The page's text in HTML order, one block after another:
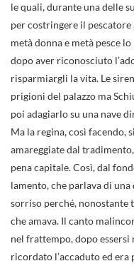
le quali, durante una delle
per costringere il
metà donna e metà pesce
dopo aver riconosciuto
risparmiargli la vita. Le
prigioni del palazzo ma
poi adagiarlo su una nave
Ma la regina, così facendo,
amareggiate dal
pena capitale. Così, dal
lamento, che parlava di
sorriso perché, nonostante
che amava. Il canto
nel frattempo, dopo essersi
ricordato l’accaduto ed era